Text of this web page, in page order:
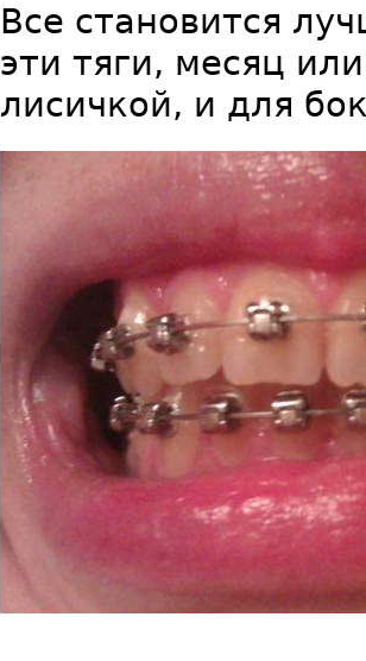
Все становится
эти тяги, месяц
лисичкой, и для